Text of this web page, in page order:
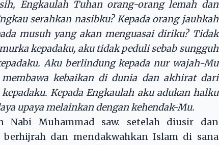
Engkaulah Tuhan orang-orang lemah dan
serahkan nasibku? Kepada orang jauhkah
musuh yang akan menguasai diriku? Tidak
kepadaku, aku tidak peduli sebab sungguh
Aku berlindung kepada nur wajah-Mu
kebaikan di dunia dan akhirat dari
Kepada Engkaulah aku adukan halku
upaya melainkan dengan kehendak-Mu.
Muhammad saw. setelah diusir dan
dan mendakwahkan Islam di sana